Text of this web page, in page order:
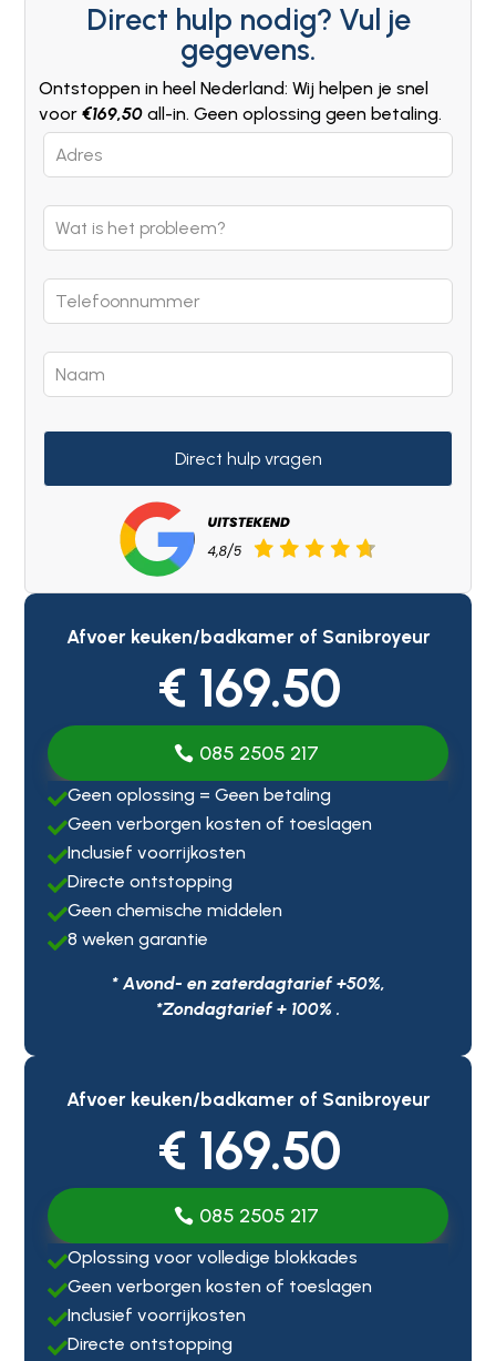
Direct hulp nodig? Vul je
gegevens.
Ontstoppen in heel Nederland: Wij helpen je snel
voor€169,50 all-in. Geen oplossing geen betaling.
Leave
this
blank
Direct hulp vragen
Afvoer keuken/badkamer of Sanibroyeur
€ 169.50
085 2505 217
Geen oplossing = Geen betaling
Geen verborgen kosten of toeslagen
Inclusief voorrijkosten
Directe ontstopping
Geen chemische middelen
8 weken garantie
* Avond- en zaterdagtarief +50%,
*Zondagtarief + 100% .
Afvoer keuken/badkamer of Sanibroyeur
€ 169.50
085 2505 217
Oplossing voor volledige blokkades
Geen verborgen kosten of toeslagen
Inclusief voorrijkosten
Directe ontstopping